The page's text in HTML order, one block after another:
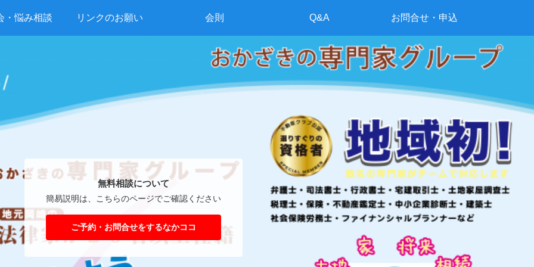
・悩み相談 リンクのお願い 会則 Q&A お問合せ・申込
無料相談について
簡易説明は、こちらのページでご確認ください
ご予約・お問合せをするなかココ